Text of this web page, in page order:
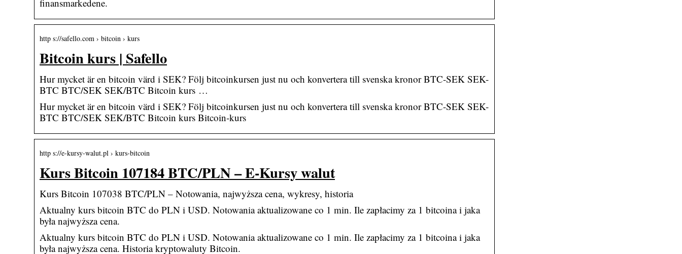
finansmarkedene.
http s://safello.com › bitcoin › kurs
Bitcoin kurs | Safello
Hur mycket är en bitcoin värd i SEK? Följ bitcoinkursen just nu och konvertera till svenska kronor BTC-SEK SEK-
BTC BTC/SEK SEK/BTC Bitcoin kurs …
Hur mycket är en bitcoin värd i SEK? Följ bitcoinkursen just nu och konvertera till svenska kronor BTC-SEK SEK-
BTC BTC/SEK SEK/BTC Bitcoin kurs Bitcoin-kurs
http s://e-kursy-walut.pl › kurs-bitcoin
Kurs Bitcoin 107184 BTC/PLN – E-Kursy walut
Kurs Bitcoin 107038 BTC/PLN – Notowania, najwyższa cena, wykresy, historia
Aktualny kurs bitcoin BTC do PLN i USD. Notowania aktualizowane co 1 min. Ile zapłacimy za 1 bitcoina i jaka
była najwyższa cena.
Aktualny kurs bitcoin BTC do PLN i USD. Notowania aktualizowane co 1 min. Ile zapłacimy za 1 bitcoina i jaka
była najwyższa cena. Historia kryptowaluty Bitcoin.